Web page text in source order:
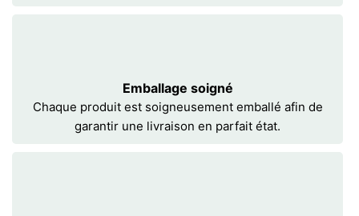
Emballage soigné
Chaque produit est soigneusement emballé afin de
garantir une livraison en parfait état.